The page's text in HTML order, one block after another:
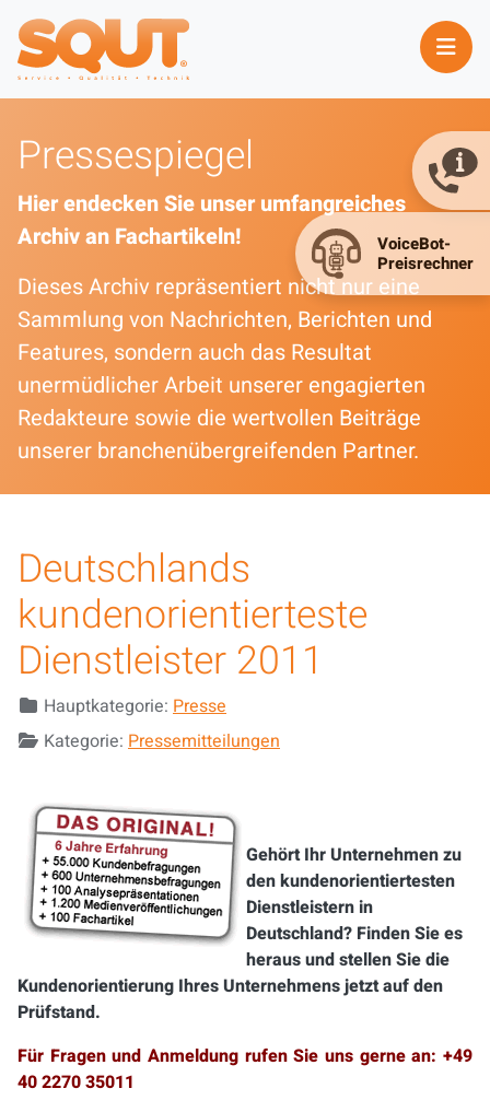
Pressespiegel
Hier endecken Sie unser umfangreiches
Archiv an Fachartikeln!
Dieses Archiv repräsentiert nicht nur eine
Sammlung von Nachrichten, Berichten und
Features, sondern auch das Resultat
unermüdlicher Arbeit unserer engagierten
Redakteure sowie die wertvollen Beiträge
unserer branchenübergreifenden Partner.
Deutschlands
kundenorientierteste
Dienstleister 2011
DetailsHauptkategorie: Presse
Kategorie: Pressemitteilungen
Gehört Ihr Unternehmen zu
den kundenorientiertesten
Dienstleistern in
Deutschland? Finden Sie es
heraus und stellen Sie die
Kundenorientierung Ihres Unternehmens jetzt auf den
Prüfstand.
Für Fragen und Anmeldung rufen Sie uns gerne an: +49
40 2270 35011